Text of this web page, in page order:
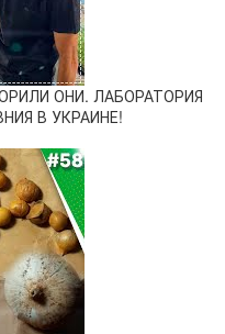
ОНИ. ЛАБОРАТОРИЯ
В УКРАИНЕ!